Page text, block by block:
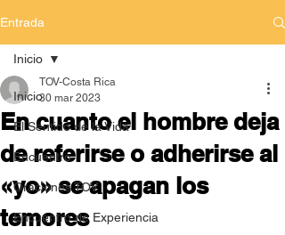
Entrada
Inicio
El Sentido de la Vida
Encuentro
Oraciones TOV
Encuentro de Experiencia
Inicio
En cuanto el hombre deja
de referirse o adherirse al
«yo» se apagan los
temores
TOV-Costa Rica
30 mar 2023